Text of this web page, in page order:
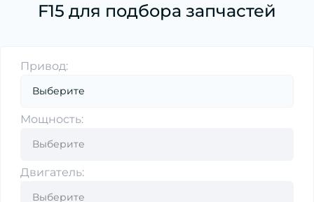
F15 для подбора запчастей
Привод:
Мощность:
Двигатель: